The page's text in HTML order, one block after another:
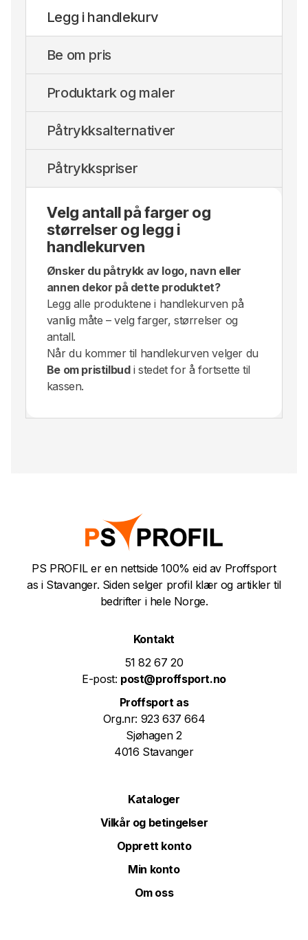
Legg i handlekurv
Be om pris
Produktark og maler
Påtrykksalternativer
Påtrykkspriser
Velg antall på farger og
størrelser og legg i
handlekurven
Ønsker du påtrykk av logo, navn eller
annen dekor på dette produktet?
Legg alle produktene i handlekurven på
vanlig måte – velg farger, størrelser og
antall.
Når du kommer til handlekurven velger du
Be om pristilbudi stedet for å fortsette til
kassen.
PS PROFIL er en nettside 100% eid av Proffsport
as i Stavanger. Siden selger profil klær og artikler til
bedrifter i hele Norge.
Kontakt
51 82 67 20
E-post: post@proffsport.no
Proffsport as
Org.nr: 923 637 664
Sjøhagen 2
4016 Stavanger
Kataloger
Vilkår og betingelser
Opprett konto
Min konto
Om oss